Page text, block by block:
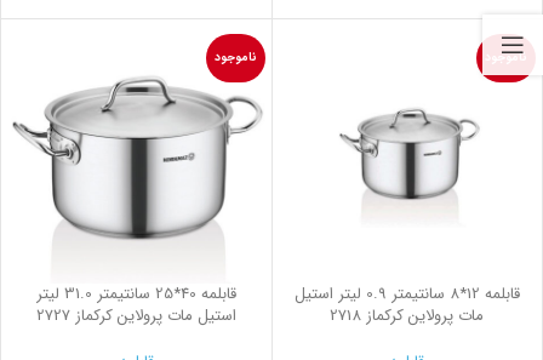
ناموجود
قابلمه 12*8 سانتیمتر 0.9 لیتر استیل
مات پرولاین کرکماز 2718
ناموجود
قابلمه 40*25 سانتیمتر 31.0 لیتر
استیل مات پرولاین کرکماز 2727